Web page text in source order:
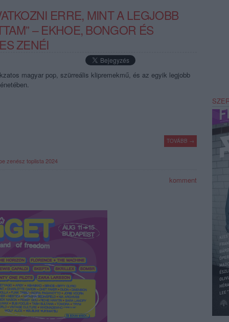
ERRE, MINT A LEGJOBB
– EKHOE, BONGOR ÉS
ZENÉI
magyar pop, szürreális klipremekmű, és az egyik legjobb
TOVÁBB →
zenész toplista 2024
komment